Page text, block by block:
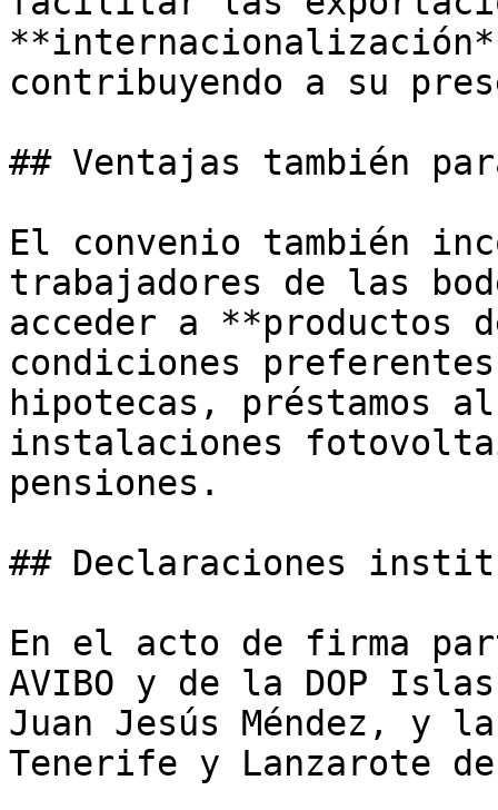
contribuyendo a su
## Ventajas también
El convenio también
trabajadores de las
acceder a **productos
condiciones
hipotecas, préstamos
instalaciones
pensiones.
## Declaraciones
En el acto de firma
AVIBO y de la DOP
Juan Jesús Méndez, y
Tenerife y Lanzarote